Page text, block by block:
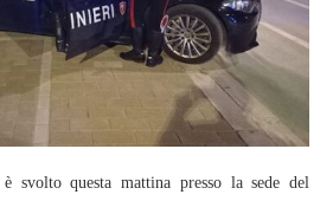
svolto questa mattina presso la sede del